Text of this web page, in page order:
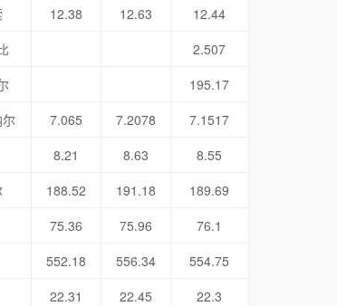
12.38 12.63
12.44
2.507
195.17
7.065 7.2078
7.1517
8.21 8.63
8.55
188.52 191.18
189.69
75.36 75.96
76.1
552.18 556.34
554.75
22.31 22.45
22.3